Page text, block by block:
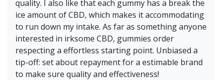
quality. I also like that each gummy has a break the
ice amount of CBD, which makes it accommodating
to run down my intake. As far as something anyone
interested in irksome CBD, gummies order
respecting a effortless starting point. Unbiased a
tip-off: set about repayment for a estimable brand
to make sure quality and effectiveness!